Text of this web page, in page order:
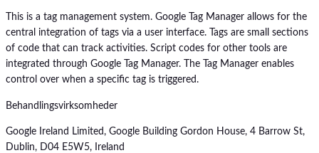
This is a tag management system. Google Tag Manager allows for the
central integration of tags via a user interface. Tags are small sections
of code that can track activities. Script codes for other tools are
integrated through Google Tag Manager. The Tag Manager enables
control over when a specific tag is triggered.
Behandlingsvirksomheder
Google Ireland Limited, Google Building Gordon House, 4 Barrow St,
Dublin, D04 E5W5, Ireland